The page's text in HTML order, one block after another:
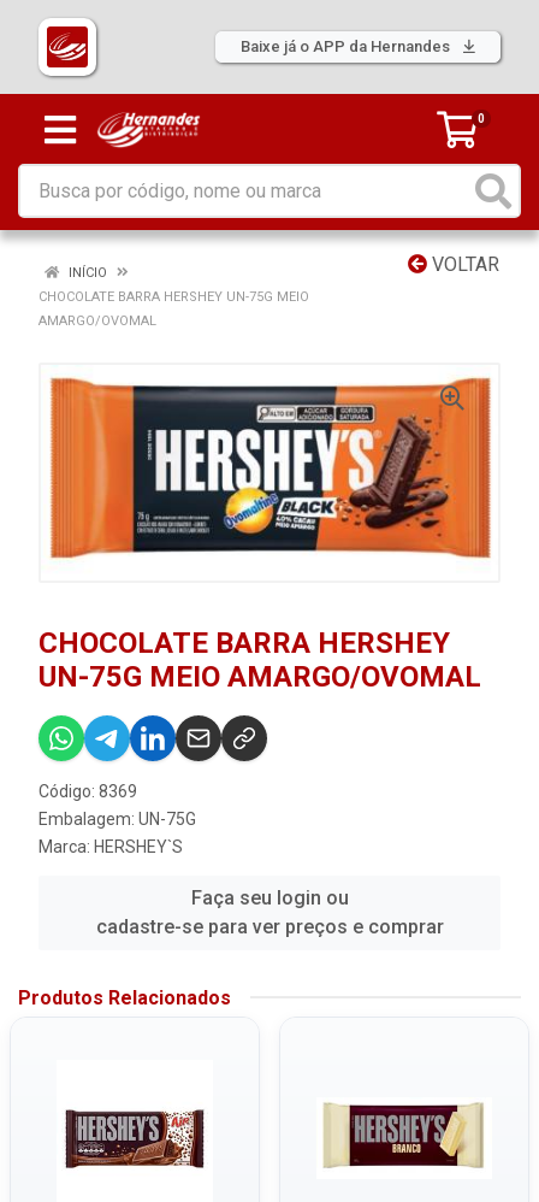
Baixe já o APP da Hernandes
0
VOLTAR
INÍCIO
CHOCOLATE BARRA HERSHEY UN-75G MEIO
AMARGO/OVOMAL
CHOCOLATE BARRA HERSHEY
UN-75G MEIO AMARGO/OVOMAL
Código: 8369
Embalagem: UN-75G
Marca: HERSHEY`S
Faça seu login ou
cadastre-se para ver preços e comprar
Produtos Relacionados